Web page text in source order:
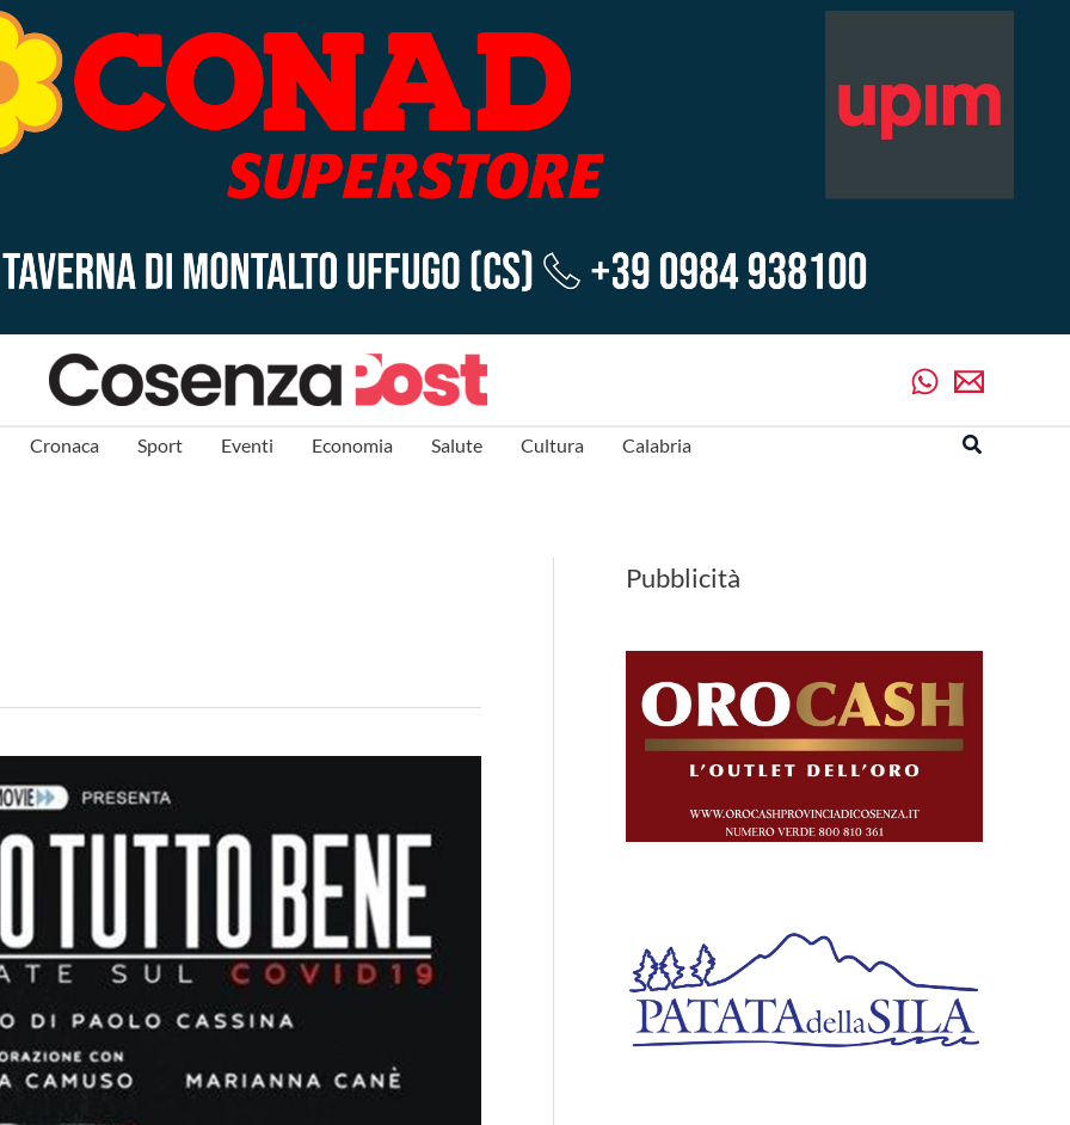
Cronaca Sport Eventi Economia Salute Cultura Calabria Cerca
Pubblicità